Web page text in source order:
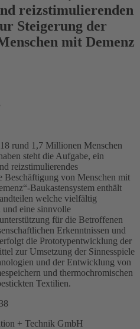
reizstimulierenden
Steigerung der
mit Demenz
rund 1,7 Millionen Menschen
steht die Aufgabe, ein
reizstimulierendes
Beschäftigung von Menschen mit
Baukastensystem enthält
welche vielfältig
und eine sinnvolle
für die Betroffenen
Erkenntnissen und
die Prototypentwicklung der
zur Umsetzung der Sinnesspiele
und der Entwicklung von
und thermochromischen
Textilien.
+ Technik GmbH